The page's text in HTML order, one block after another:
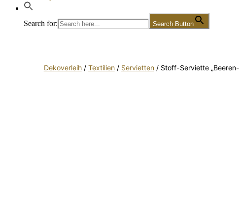
Search for: Search Button
Dekoverleih/ Textilien/ Servietten/ Stoff-Serviette „Beeren-